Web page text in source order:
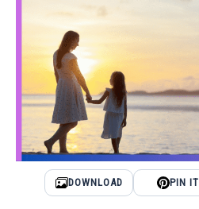
BENGALI NAMES
BENGALI STORIES
DOWNLOAD PIN IT